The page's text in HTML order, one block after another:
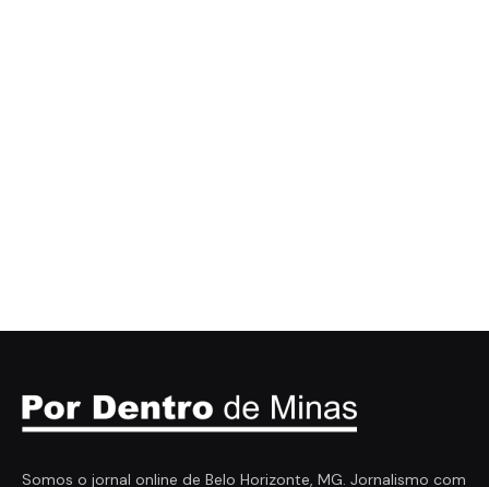
Somos o jornal online de Belo Horizonte, MG. Jornalismo com